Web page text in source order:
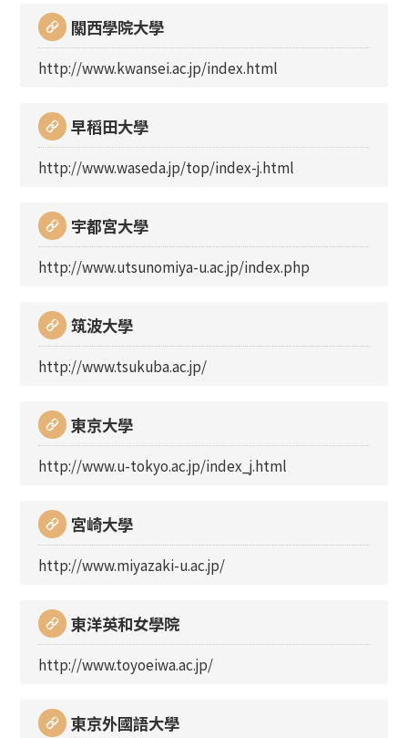
關西學院大學
http://www.kwansei.ac.jp/index.html
早稻田大學
http://www.waseda.jp/top/index-j.html
宇都宮大學
http://www.utsunomiya-u.ac.jp/index.php
筑波大學
http://www.tsukuba.ac.jp/
東京大學
http://www.u-tokyo.ac.jp/index_j.html
宮崎大學
http://www.miyazaki-u.ac.jp/
東洋英和女學院
http://www.toyoeiwa.ac.jp/
東京外國語大學